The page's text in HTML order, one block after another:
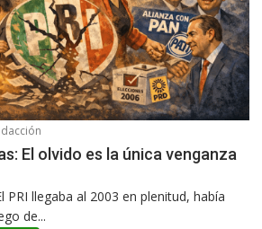
El olvido es la única venganza
PRI llegaba al 2003 en plenitud, había
de...